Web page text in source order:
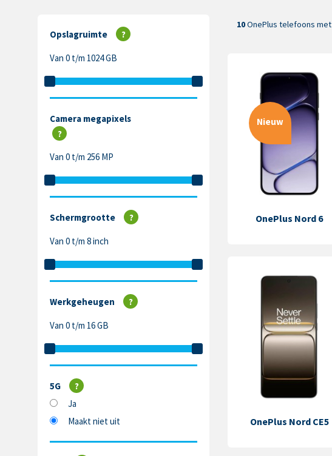
Opslagruimte ?
Van 0 t/m 1024 GB
Camera megapixels
?
Van 0 t/m 256 MP
Schermgrootte ?
Van 0 t/m 8 inch
Werkgeheugen ?
Van 0 t/m 16 GB
5G
?
Ja
Maakt niet uit
10OnePlus telefoons met
Nieuw
OnePlus Nord 6
OnePlus Nord CE5